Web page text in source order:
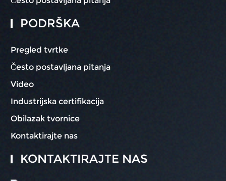
PODRŠKA
Pregled tvrtke
Često postavljana pitanja
Video
Industrijska certifikacija
Obilazak tvornice
Kontaktirajte nas
KONTAKTIRAJTE NAS